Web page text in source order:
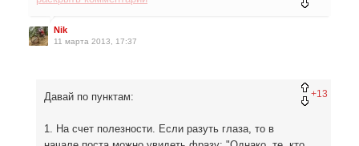
Nik
11 марта 2013, 17:37
+13
Давай по пунктам:
1. На счет полезности. Если разуть глаза, то в